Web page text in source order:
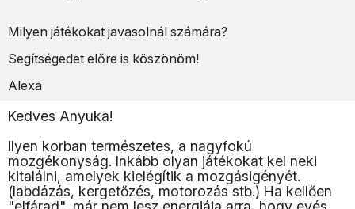
Milyen játékokat javasolnál számára?
Segítségedet előre is köszönöm!
Alexa
Kedves Anyuka!
Ilyen korban természetes, a nagyfokú
mozgékonyság. Inkább olyan játékokat kel neki
kitalálni, amelyek kielégítik a mozgásigényét.
(labdázás, kergetőzés, motorozás stb.) Ha kellően